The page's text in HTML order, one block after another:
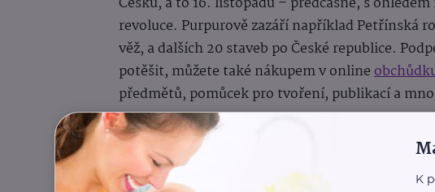
revoluce. Purpurově zazáří například Petřínská
věž, a dalších 20 staveb po České republice.
potěšit, můžete také nákupem v online
předmětů, pomůcek pro tvoření, publikací a
Láskyplná péče podložená vědou
K oslavám světového dne patří již podruhé
K